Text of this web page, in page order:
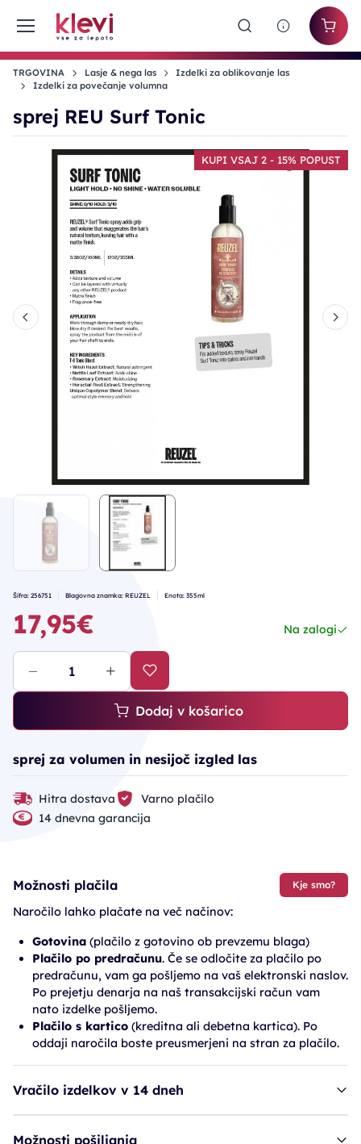
TRGOVINA Lasje & nega las
Izdelki za oblikovanje las
Izdelki za povečanje volumna
sprej REU Surf Tonic
KUPI VSAJ 2 - 15% POPUST
Šifra: 256751 Blagovna znamka: REUZEL Enota: 355ml
17,95€ Na zalogi
Dodaj v košarico
sprej za volumen in nesijoč izgled las
Hitra dostava
Varno plačilo
14 dnevna garancija
Možnosti plačila Kje smo?
Naročilo lahko plačate na več načinov:
Gotovina (plačilo z gotovino ob prevzemu blaga)
Plačilo po predračunu. Če se odločite za plačilo po
predračunu, vam ga pošljemo na vaš elektronski naslov.
Po prejetju denarja na naš transakcijski račun vam
nato izdelke pošljemo.
Plačilo s kartico (kreditna ali debetna kartica). Po
oddaji naročila boste preusmerjeni na stran za plačilo.
Vračilo izdelkov v 14 dneh
Možnosti pošiljanja